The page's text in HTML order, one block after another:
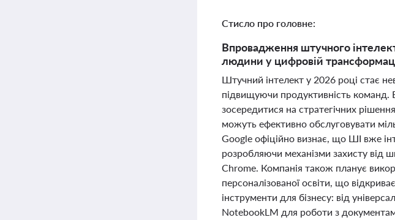
Стисло про головне:
Впровадження штучного
людини у цифровій
Штучний інтелект у 2026 році стає
підвищуючи продуктивність
зосередитися на стратегічних
можуть ефективно обслуговувати
Google офіційно визнає, що ШІ вже
розробляючи механізми захисту від
Chrome. Компанія також планує
персоналізованої освіти, що
інструменти для бізнесу: від
NotebookLM для роботи з